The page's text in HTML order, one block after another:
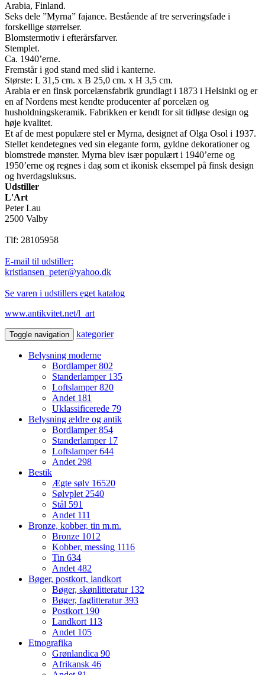
Arabia, Finland.
Seks dele ”Myrna” fajance. Bestående af tre serveringsfade i
forskellige størrelser.
Blomstermotiv i efterårsfarver.
Stemplet.
Ca. 1940’erne.
Fremstår i god stand med slid i kanterne.
Største: L 31,5 cm. x B 25,0 cm. x H 3,5 cm.
Arabia er en finsk porcelænsfabrik grundlagt i 1873 i Helsinki og er
en af Nordens mest kendte producenter af porcelæn og
husholdningskeramik. Fabrikken er kendt for sit tidløse design og
høje kvalitet.
Et af de mest populære stel er Myrna, designet af Olga Osol i 1937.
Stellet kendetegnes ved sin elegante form, gyldne dekorationer og
blomstrede mønster. Myrna blev især populært i 1940’erne og
1950’erne og regnes i dag som et ikonisk eksempel på finsk design
og hverdagsluksus.
Udstiller
L'Art
Peter Lau
2500 Valby
Tlf: 28105958
E-mail til udstiller:
kristiansen_peter@yahoo.dk
Se varen i udstillers eget katalog
www.antikvitet.net/l_art
Toggle navigation kategorier
Belysning moderne
Bordlamper802
Standerlamper 135
Loftslamper820
Andet 181
Uklassificerede 79
Belysning ældre og antik
Bordlamper854
Standerlamper 17
Loftslamper644
Andet 298
Bestik
Ægte sølv 16520
Sølvplet 2540
Stål 591
Andet 111
Bronze, kobber, tin m.m.
Bronze 1012
Kobber, messing 1116
Tin 634
Andet 482
Bøger, postkort, landkort
Bøger, skønlitteratur 132
Bøger, faglitteratur393
Postkort 190
Landkort 113
Andet 105
Etnografika
Grønlandica 90
Afrikansk 46